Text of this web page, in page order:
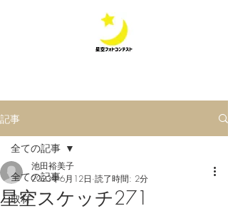
記事
全ての記事
取材
全ての記事
星空スケッチ271
池田裕美子
2023年6月12日 読了時間: 2分